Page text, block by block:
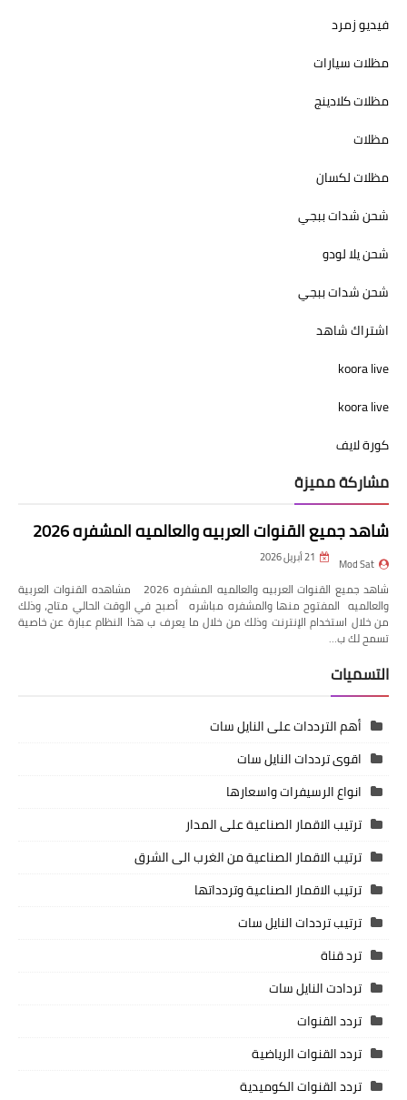
فيديو زمرد
مظلات سيارات
مظلات كلادينج
مظلات
مظلات لكسان
شحن شدات ببجي
شحن يلا لودو
شحن شدات ببجي
اشتراك شاهد
koora live
koora live
كورة لايف
مشاركة مميزة
شاهد جميع القنوات العربيه والعالميه المشفره 2026
Mod Sat 21 أبريل 2026
شاهد جميع القنوات العربيه والعالميه المشفره 2026 مشاهده القنوات العربية
والعالميه المفتوح منها والمشفره مباشره أصبح في الوقت الحالي متاح، وذلك
من خلال استخدام الإنترنت وذلك من خلال ما يعرف ب هذا النظام عبارة عن خاصية
تسمح لك ب…
التسميات
أهم الترددات على النايل سات
اقوى ترددات النايل سات
انواع الرسيفرات واسعارها
ترتيب الاقمار الصناعية على المدار
ترتيب الاقمار الصناعية من الغرب الى الشرق
ترتيب الاقمار الصناعية وتردداتها
ترتيب ترددات النايل سات
ترد قناة
تردادت النايل سات
تردد القنوات
تردد القنوات الرياضية
تردد القنوات الكوميدية